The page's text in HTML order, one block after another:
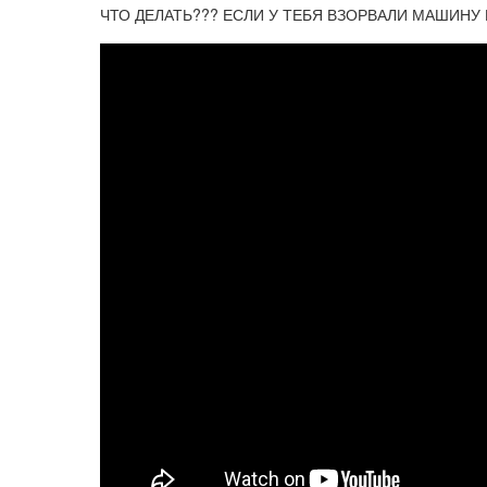
ЧТО ДЕЛАТЬ??? ЕСЛИ У ТЕБЯ ВЗОРВАЛИ МАШИНУ